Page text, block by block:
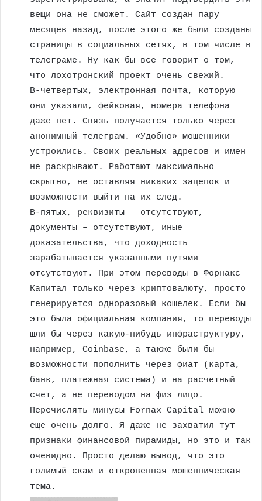
вещи она не сможет. Сайт создан пару
месяцев назад, после этого же были созданы
страницы в социальных сетях, в том числе в
телеграме. Ну как бы все говорит о том,
что лохотронский проект очень свежий.
В-четвертых, электронная почта, которую
они указали, фейковая, номера телефона
даже нет. Связь получается только через
анонимный телеграм. «Удобно» мошенники
устроились. Своих реальных адресов и имен
не раскрывают. Работают максимально
скрытно, не оставляя никаких зацепок и
возможности выйти на их след.
В-пятых, реквизиты – отсутствуют,
документы – отсутствуют, иные
доказательства, что доходность
зарабатывается указанными путями –
отсутствуют. При этом переводы в Форнакс
Капитал только через криптовалюту, просто
генерируется одноразовый кошелек. Если бы
это была официальная компания, то переводы
шли бы через какую-нибудь инфраструктуру,
например, Coinbase, а также были бы
возможности пополнить через фиат (карта,
банк, платежная система) и на расчетный
счет, а не переводом на физ лицо.
Перечислять минусы Fornax Capital можно
еще очень долго. Я даже не захватил тут
признаки финансовой пирамиды, но это и так
очевидно. Просто делаю вывод, что это
голимый скам и откровенная мошенническая
тема.